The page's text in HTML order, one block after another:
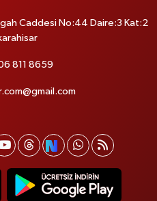
Caddesi No:44 Daire:3 Kat:2
811 8659